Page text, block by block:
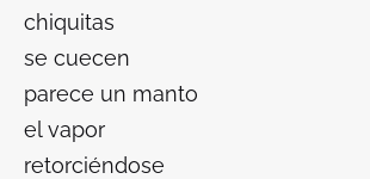
chiquitas
se cuecen
parece un manto
el vapor
retorciéndose